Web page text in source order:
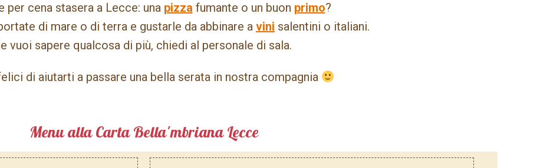
per cena stasera a Lecce: una pizza fumante o un buon primo?
di mare o di terra e gustarle da abbinare a vini salentini o italiani.
vuoi sapere qualcosa di più, chiedi al personale di sala.
di aiutarti a passare una bella serata in nostra compagnia
Menu alla Carta Bella'mbriana Lecce